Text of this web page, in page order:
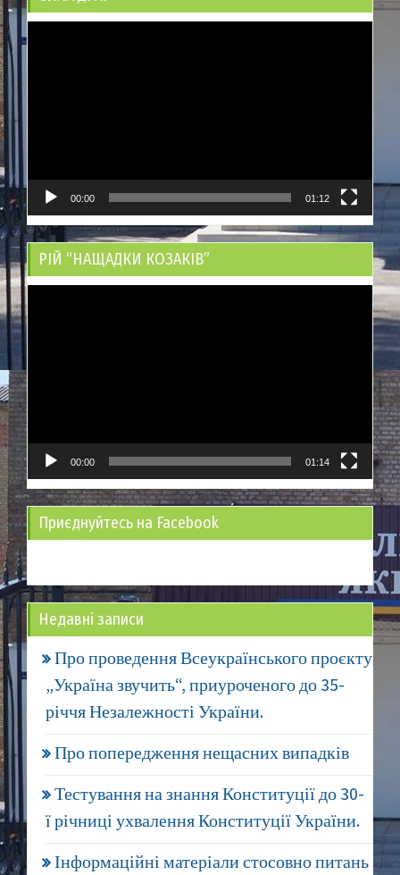
00:00 01:12
РІЙ “НАЩАДКИ КОЗАКІВ”
00:00 01:14
Приєднуйтесь на Facebook
Недавні записи
Про проведення Всеукраїнського проєкту
„Україна звучить“, приуроченого до 35-
річчя Незалежності України.
Про попередження нещасних випадків
Тестування на знання Конституції до 30-
ї річниці ухвалення Конституції України.
Інформаційні матеріали стосовно питань